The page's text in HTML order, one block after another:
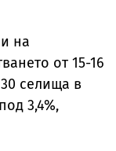
на
от 15-16
селища в
3,4%,